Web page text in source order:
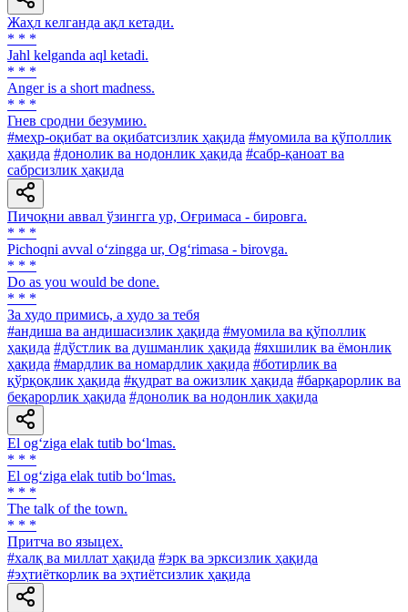
Жаҳл келганда ақл кетади.
* * *
Jahl kelganda aql ketadi.
* * *
Anger is a short madness.
* * *
Гнев сродни безумию.
#меҳр-оқибат ва оқибатсизлик ҳақида #муомила ва қўполлик
ҳақида #донолик ва нодонлик ҳақида #сабр-қаноат ва
сабрсизлик ҳақида
Пичоқни аввал ўзингга ур, Оғримаса - бировга.
* * *
Pichoqni avval o‘zingga ur, Og‘rimasa - birovga.
* * *
Do as you would be done.
* * *
За худо примись, а худо за тебя
#андиша ва андишасизлик ҳақида #муомила ва қўполлик
ҳақида #дўстлик ва душманлик ҳақида #яхшилик ва ёмонлик
ҳақида #мардлик ва номардлик ҳақида #ботирлик ва
қўрқоқлик ҳақида #қудрат ва ожизлик ҳақида #барқарорлик ва
беқарорлик ҳақида #донолик ва нодонлик ҳақида
El og‘ziga elak tutib bo‘lmas.
* * *
El og‘ziga elak tutib bo‘lmas.
* * *
The talk of the town.
* * *
Притча во языцех.
#халқ ва миллат ҳақида #эрк ва эрксизлик ҳақида
#эҳтиёткорлик ва эҳтиётсизлик ҳақида